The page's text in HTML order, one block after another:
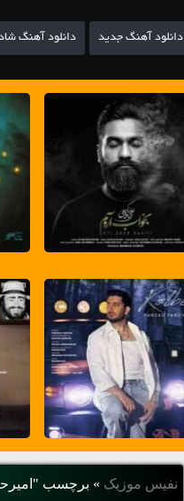
دانلود آهنگ جدید دانلود آهنگ
نفیس موزیک » برچسب